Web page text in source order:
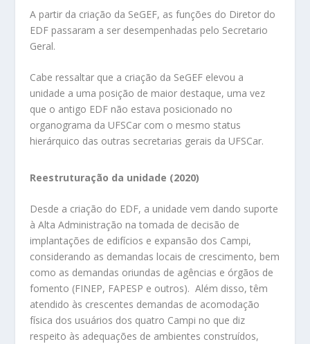
A partir da criação da SeGEF, as funções do Diretor do
EDF passaram a ser desempenhadas pelo Secretario
Geral.
Cabe ressaltar que a criação da SeGEF elevou a
unidade a uma posição de maior destaque, uma vez
que o antigo EDF não estava posicionado no
organograma da UFSCar com o mesmo status
hierárquico das outras secretarias gerais da UFSCar.
Reestruturação da unidade (2020)
Desde a criação do EDF, a unidade vem dando suporte
à Alta Administração na tomada de decisão de
implantações de edifícios e expansão dos Campi,
considerando as demandas locais de crescimento, bem
como as demandas oriundas de agências e órgãos de
fomento (FINEP, FAPESP e outros). Além disso, têm
atendido às crescentes demandas de acomodação
física dos usuários dos quatro Campi no que diz
respeito às adequações de ambientes construídos,